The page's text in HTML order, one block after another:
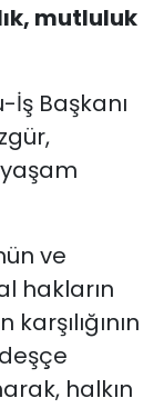
mutluluk
Başkanı
ve
hakların
halkın